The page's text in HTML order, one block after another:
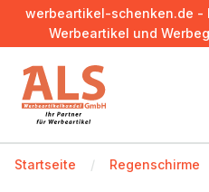
werbeartikel-schenken.de -
Werbeartikel und
Startseite Regenschirme